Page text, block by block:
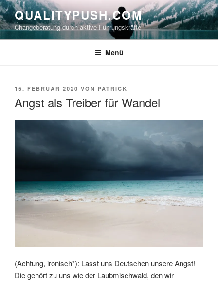
Zum
Inhalt
springen
QUALITYPUSH.COM
Changeberatung durch aktive Führungskräfte
Menü
VERÖFFENTLICHT
15. FEBRUAR 2020 VON PATRICK
Angst als Treiber für Wandel
(Achtung, ironisch*): Lasst uns Deutschen unsere Angst!
Die gehört zu uns wie der Laubmischwald, den wir